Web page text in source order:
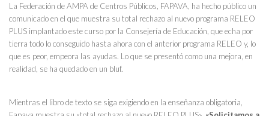
La Federación de AMPA de Centros Públicos, FAPAVA, ha hecho público un
comunicado en el que muestra su total rechazo al nuevo programa RELEO
PLUS implantado este curso por la Consejería de Educación, que echa por
tierra todo lo conseguido hasta ahora con el anterior programa RELEO y, lo
que es peor, empeora las ayudas. Lo que se presentó como una mejora, en
realidad, se ha quedado en un bluf.
Mientras el libro de texto se siga exigiendo en la enseñanza obligatoria,